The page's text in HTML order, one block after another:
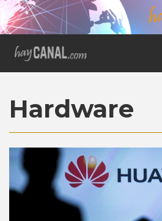
Hardware